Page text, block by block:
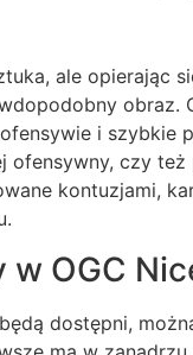
ale opierając
obraz.
i szybkie
ofensywny, czy też
kontuzjami,
OGC
dostępni,